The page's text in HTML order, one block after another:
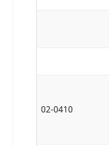
02-0410